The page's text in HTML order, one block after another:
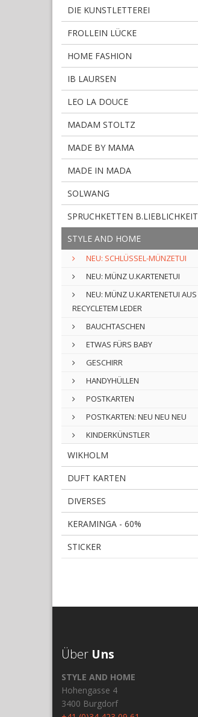
DIE KUNSTLETTEREI
FROLLEIN LÜCKE
HOME FASHION
IB LAURSEN
LEO LA DOUCE
MADAM STOLTZ
MADE BY MAMA
MADE IN MADA
SOLWANG
SPRUCHKETTEN B.LIEBLICHKEIT
STYLE AND HOME
NEU: SCHLÜSSEL-MÜNZETUI
NEU: MÜNZ U.KARTENETUI
NEU: MÜNZ U.KARTENETUI AUS
RECYCLETEM LEDER
BAUCHTASCHEN
ETWAS FÜRS BABY
GESCHIRR
HANDYHÜLLEN
POSTKARTEN
POSTKARTEN: NEU NEU NEU
KINDERKÜNSTLER
WIKHOLM
DUFT KARTEN
DIVERSES
KERAMINGA - 60%
STICKER
Über Uns
STYLE AND HOME
Hohengasse 4
3400 Burgdorf